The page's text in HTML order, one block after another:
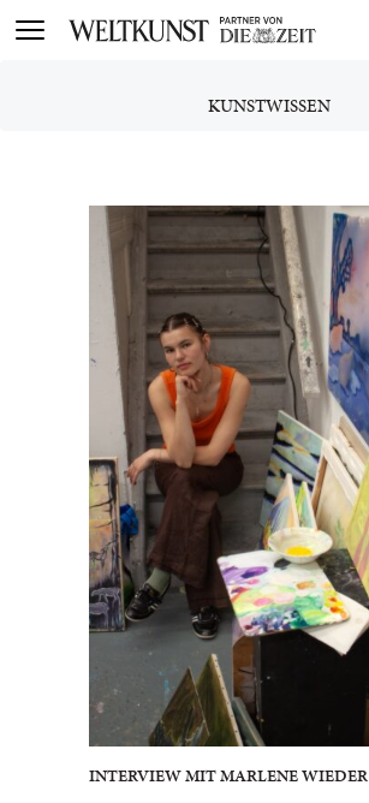
Toggle
KUNSTWISSEN
INTERVIEW MIT MARLENE WIEDER